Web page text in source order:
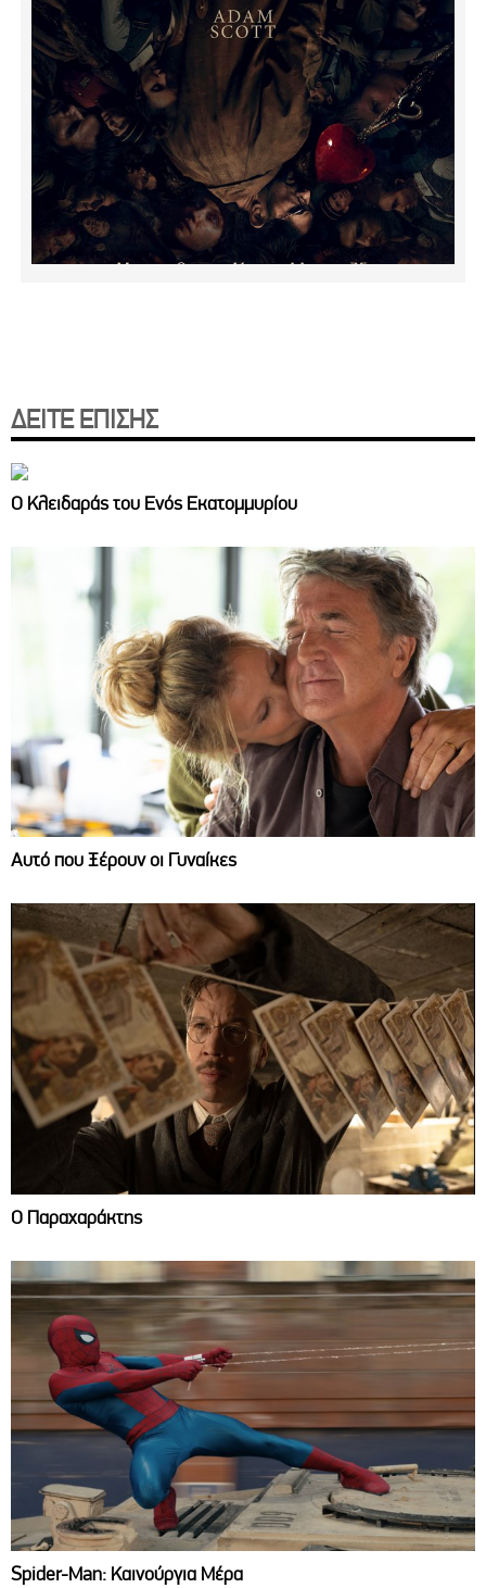
ΔΕΙΤΕ ΕΠΙΣΗΣ
Ο Κλειδαράς του Ενός Εκατομμυρίου
Αυτό που Ξέρουν οι Γυναίκες
Ο Παραχαράκτης
Spider-Man: Καινούργια Μέρα